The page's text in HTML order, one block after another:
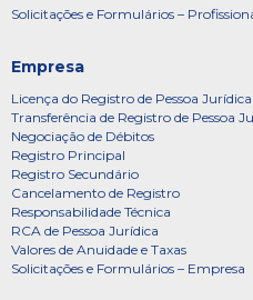
Solicitações e Formulários –
Empresa
Licença do Registro de Pessoa Jurídica
Transferência de Registro de Pessoa
Negociação de Débitos
Registro Principal
Registro Secundário
Cancelamento de Registro
Responsabilidade Técnica
RCA de Pessoa Jurídica
Valores de Anuidade e Taxas
Solicitações e Formulários – Empresa